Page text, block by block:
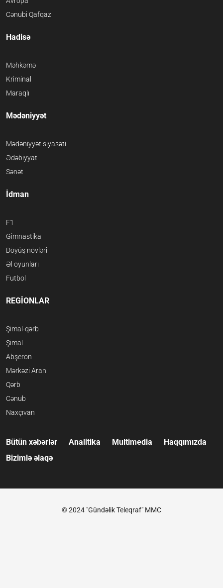
Cənubi Qafqaz
Hadisə
Məhkəmə
Kriminal
Maraqlı
Mədəniyyət
Mədəniyyət siyasəti
Ədəbiyyat
Sənət
İdman
F1
Gimnastika
Döyüş növləri
Əl oyunları
Futbol
REGİONLAR
Şimal-qərb
Şimal
Abşeron
Mərkəzi Aran
Qərb
Cənub
Naxçıvan
Bütün xəbərlər Analitika Multimedia
Haqqımızda
Bizimlə əlaqə
© 2024 "Gündəlik Teleqraf" MMC